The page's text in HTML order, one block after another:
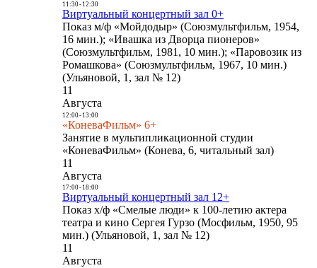
11:30- 12:30
Виртуальный концертный зал 0+
Показ м/ф «Мойдодыр» (Союзмультфильм, 1954,
16 мин.); «Ивашка из Дворца пионеров»
(Союзмультфильм, 1981, 10 мин.); «Паровозик из
Ромашкова» (Союзмультфильм, 1967, 10 мин.)
(Ульяновой, 1, зал № 12)
11
Августа
12:00- 13:00
«КоневаФильм» 6+
Занятие в мультипликационной студии
«КоневаФильм» (Конева, 6, читальный зал)
11
Августа
17:00- 18:00
Виртуальный концертный зал 12+
Показ х/ф «Смелые люди» к 100-летию актера
театра и кино Сергея Гурзо (Мосфильм, 1950, 95
мин.) (Ульяновой, 1, зал № 12)
11
Августа